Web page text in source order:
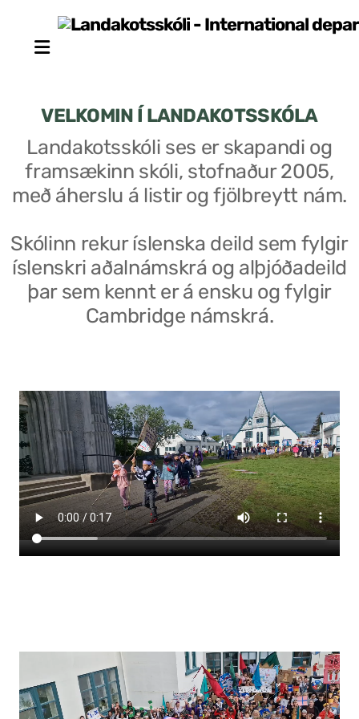
VELKOMIN Í LANDAKOTSSKÓLA
Landakotsskóli ses er skapandi og
framsækinn skóli, stofnaður 2005,
með áherslu á listir og fjölbreytt nám.
Skólinn rekur íslenska deild sem fylgir
íslenskri aðalnámskrá og alþjóðadeild
þar sem kennt er á ensku og fylgir
Cambridge námskrá.
Stjórn sjálfseignarstofnunar
Skólaráð
Fundargerðir skólaráðs
Stjórnendateymi
Skólareglur
Starfsáætlun
Frístund
Upplýsingar um innritun
Námsmat
Læsi